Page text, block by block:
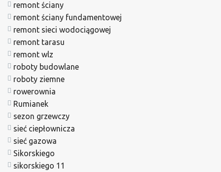
remont ściany
remont ściany fundamentowej
remont sieci wodociągowej
remont tarasu
remont wlz
roboty budowlane
roboty ziemne
rowerownia
Rumianek
sezon grzewczy
sieć ciepłownicza
sieć gazowa
Sikorskiego
sikorskiego 11